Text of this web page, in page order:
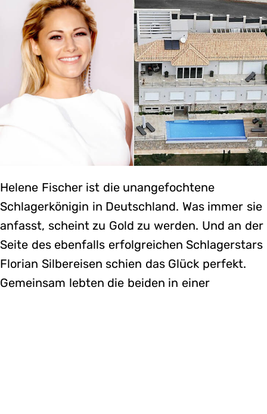
Helene Fischer ist die unangefochtene
Schlagerkönigin in Deutschland. Was immer sie
anfasst, scheint zu Gold zu werden. Und an der
Seite des ebenfalls erfolgreichen Schlagerstars
Florian Silbereisen schien das Glück perfekt.
Gemeinsam lebten die beiden in einer